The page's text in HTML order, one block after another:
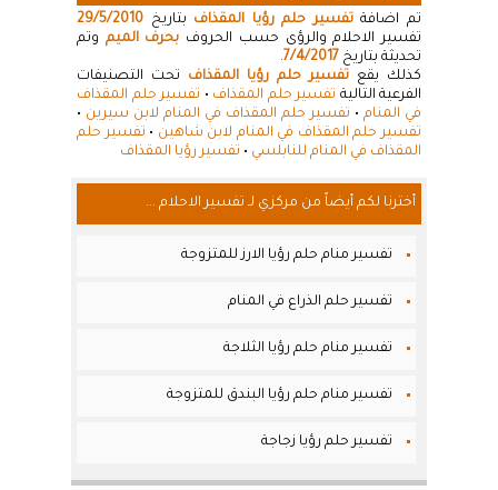
تم اضافةتفسير حلم رؤيا المقذاف بتاريخ 29/5/2010
تفسير الاحلام والرؤى حسب الحروف بحرف الميم وتم
تحديثة بتاريخ 7/4/2017
.
كذلك يقع تفسير حلم رؤيا المقذاف تحت التصنيفات
الفرعية التالية تفسير حلم المقذاف • تفسير حلم المقذاف
في المنام • تفسير حلم المقذاف في المنام لابن سيرين •
تفسير حلم المقذاف في المنام لابن شاهين • تفسير حلم
المقذاف في المنام للنابلسي • تفسير رؤيا المقذاف
أخترنا لكم أيضاً من مركزي لـ تفسير الاحلام ...
تفسير منام حلم رؤيا الارز للمتزوجة
تفسير حلم الذراع في المنام
تفسير منام حلم رؤيا الثلاجة
تفسير منام حلم رؤيا البندق للمتزوجة
تفسير حلم رؤيا زجاجة